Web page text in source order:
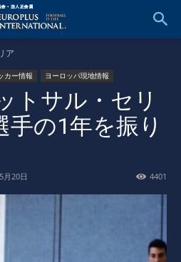
ア
カー情報 ヨーロッパ現地情報
トサル・セリ
手の1年を振り
月20日 4401